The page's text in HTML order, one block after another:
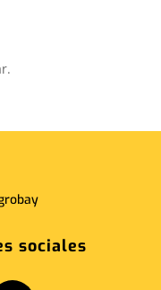
sociales